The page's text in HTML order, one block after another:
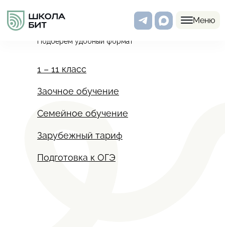
Меню
Подберем удобный формат
Программы
Подготовка к ОГЭ
Семейное обучение
Заочное обучение
1 – 11 класс
Зарубежный тариф